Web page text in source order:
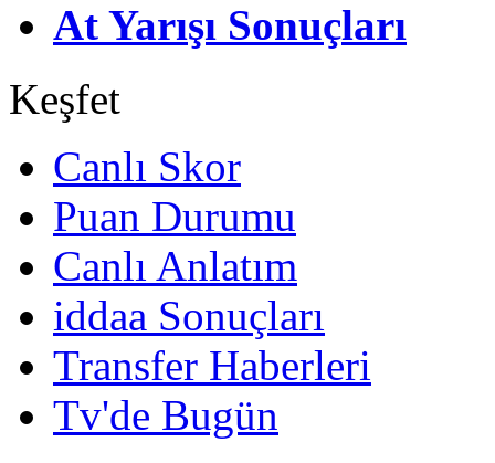
At Yarışı Sonuçları
Keşfet
Canlı Skor
Puan Durumu
Canlı Anlatım
iddaa Sonuçları
Transfer Haberleri
Tv'de Bugün